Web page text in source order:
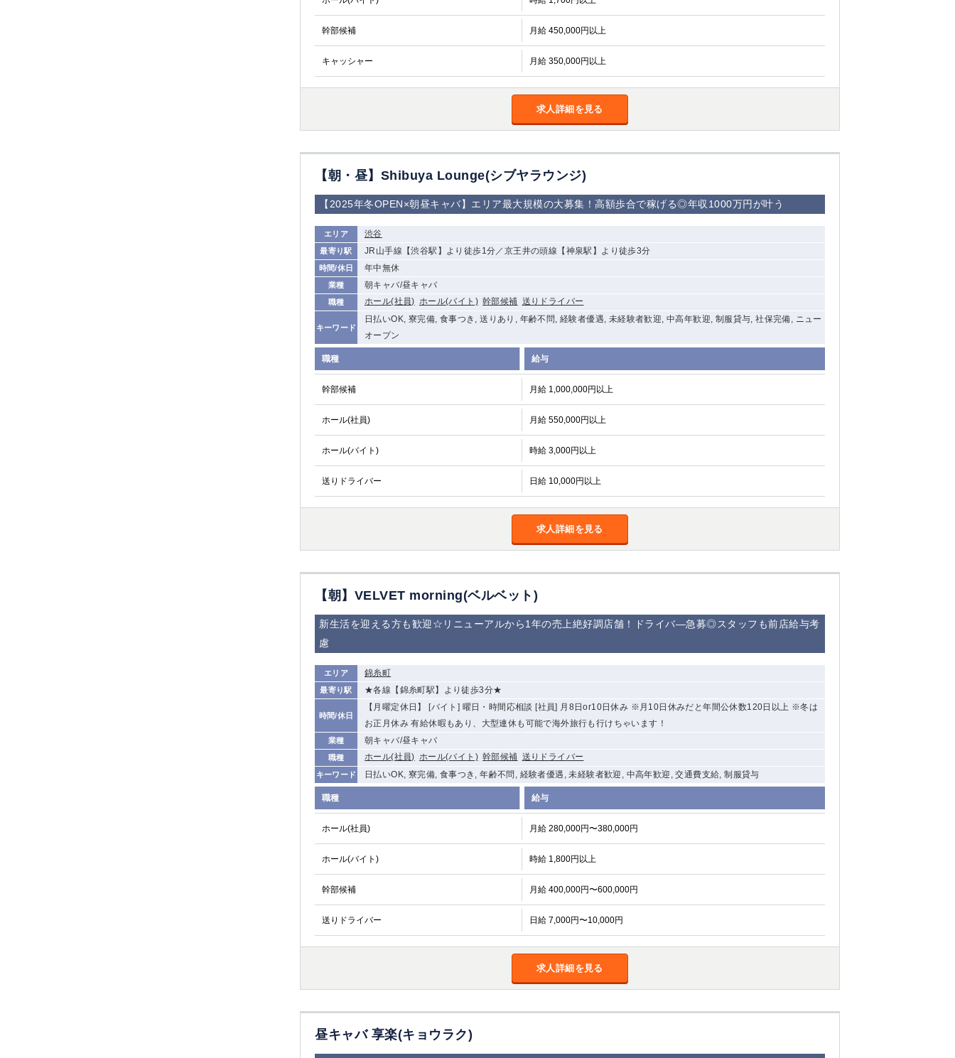
幹部候補 月給 450,000円以上
キャッシャー 月給 350,000円以上
求人詳細を見る
【朝・昼】Shibuya Lounge(シブヤラウンジ)
【2025年冬OPEN×朝昼キャバ】エリア最大規模の大募集！高額歩合で稼げる◎年収1000万円が叶う
エリア 渋谷
最寄り駅 JR山手線【渋谷駅】より徒歩1分／京王井の頭線【神泉駅】より徒歩3分
時間/休日 年中無休
業種 朝キャバ/昼キャバ
職種 ホール(社員) ホール(バイト) 幹部候補 送りドライバー
キーワード
日払いOK, 寮完備, 食事つき, 送りあり, 年齢不問, 経験者優遇, 未経験者歓迎, 中高年歓迎, 制服貸与, 社保完備, ニュー
オープン
職種 給与
幹部候補 月給 1,000,000円以上
ホール(社員) 月給 550,000円以上
ホール(バイト) 時給 3,000円以上
送りドライバー 日給 10,000円以上
求人詳細を見る
【朝】VELVET morning(ベルベット)
新生活を迎える方も歓迎☆リニューアルから1年の売上絶好調店舗！ドライバ―急募◎スタッフも前店給与考
慮
エリア 錦糸町
最寄り駅 ★各線【錦糸町駅】より徒歩3分★
時間/休日
【月曜定休日】 [バイト] 曜日・時間応相談 [社員] 月8日or10日休み ※月10日休みだと年間公休数120日以上 ※冬は
お正月休み 有給休暇もあり、大型連休も可能で海外旅行も行けちゃいます！
業種 朝キャバ/昼キャバ
職種 ホール(社員) ホール(バイト) 幹部候補 送りドライバー
キーワード 日払いOK, 寮完備, 食事つき, 年齢不問, 経験者優遇, 未経験者歓迎, 中高年歓迎, 交通費支給, 制服貸与
職種 給与
ホール(社員) 月給 280,000円〜380,000円
ホール(バイト) 時給 1,800円以上
幹部候補 月給 400,000円〜600,000円
送りドライバー 日給 7,000円〜10,000円
求人詳細を見る
昼キャバ 享楽(キョウラク)